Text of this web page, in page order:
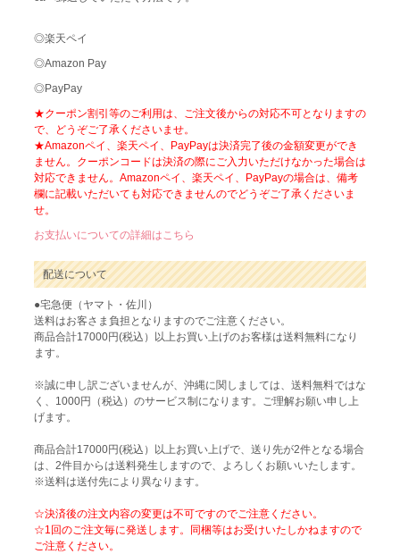
◎楽天ペイ
◎Amazon Pay
◎PayPay
★クーポン割引等のご利用は、ご注文後からの対応不可となりますの
で、どうぞご了承くださいませ。
★Amazonペイ、楽天ペイ、PayPayは決済完了後の金額変更ができ
ません。クーポンコードは決済の際にご入力いただけなかった場合は
対応できません。Amazonペイ、楽天ペイ、PayPayの場合は、備考
欄に記載いただいても対応できませんのでどうぞご了承くださいま
せ。
お支払いについての詳細はこちら
配送について
●宅急便（ヤマト・佐川）
送料はお客さま負担となりますのでご注意ください。
商品合計17000円(税込）以上お買い上げのお客様は送料無料になり
ます。
※誠に申し訳ございませんが、沖縄に関しましては、送料無料ではな
く、1000円（税込）のサービス制になります。ご理解お願い申し上
げます。
商品合計17000円(税込）以上お買い上げで、送り先が2件となる場合
は、2件目からは送料発生しますので、よろしくお願いいたします。
※送料は送付先により異なります。
☆決済後の注文内容の変更は不可ですのでご注意ください。
☆1回のご注文毎に発送します。同梱等はお受けいたしかねますので
ご注意ください。